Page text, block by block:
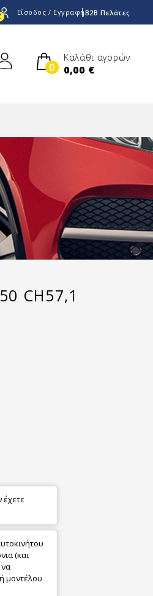
Είσοδος / ΕγγραφήB2B Πελάτες
0
Καλάθι αγορών
0,00 €
CH57,1
(και
να
μοντέλου